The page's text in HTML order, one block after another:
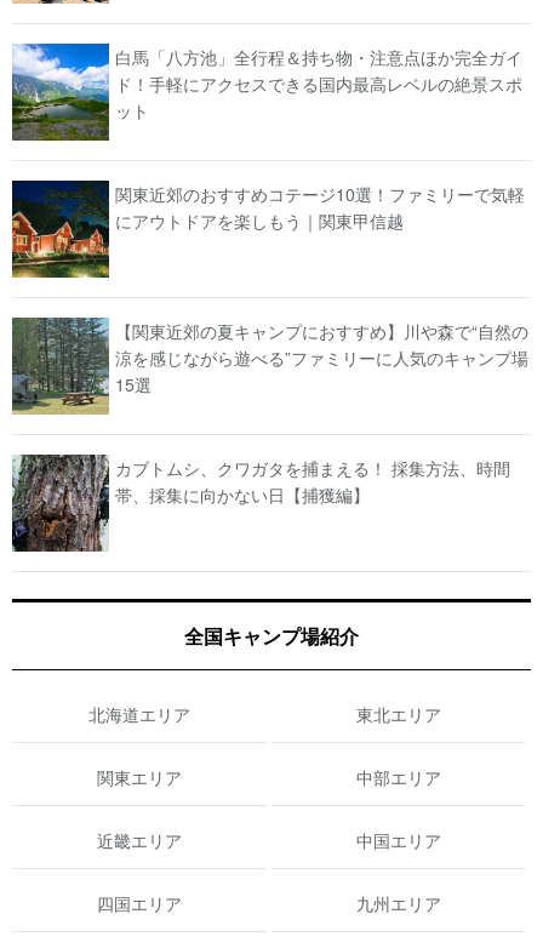
白馬「八方池」全行程＆持ち物・注意点ほか完全ガイ
ド！手軽にアクセスできる国内最高レベルの絶景スポ
ット
関東近郊のおすすめコテージ10選！ファミリーで気軽
にアウトドアを楽しもう｜関東甲信越
【関東近郊の夏キャンプにおすすめ】川や森で“自然の
涼を感じながら遊べる”ファミリーに人気のキャンプ場
15選
カブトムシ、クワガタを捕まえる！ 採集方法、時間
帯、採集に向かない日【捕獲編】
全国キャンプ場紹介
北海道エリア 東北エリア
関東エリア 中部エリア
近畿エリア 中国エリア
四国エリア 九州エリア